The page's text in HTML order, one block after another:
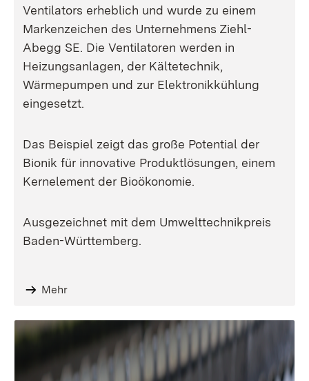
Ventilators erheblich und wurde zu einem
Markenzeichen des Unternehmens Ziehl-
Abegg SE. Die Ventilatoren werden in
Heizungsanlagen, der Kältetechnik,
Wärmepumpen und zur Elektronikkühlung
eingesetzt.
Das Beispiel zeigt das große Potential der
Bionik für innovative Produktlösungen, einem
Kernelement der Bioökonomie.
Ausgezeichnet mit dem Umwelttechnikpreis
Baden-Württemberg.
Mehr